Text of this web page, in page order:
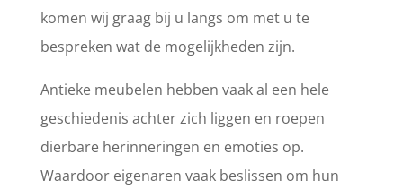
komen wij graag bij u langs om met u te
bespreken wat de mogelijkheden zijn.
Antieke meubelen hebben vaak al een hele
geschiedenis achter zich liggen en roepen
dierbare herinneringen en emoties op.
Waardoor eigenaren vaak beslissen om hun